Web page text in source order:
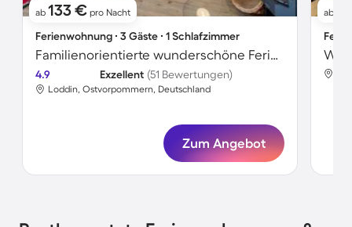
ab 133 € pro Nacht
Ferienwohnung ∙ 3 Gäste ∙ 1 Schlafzimmer
Familienorientierte wunderschöne Ferienwohnung
4.9 Exzellent (51 Bewertungen)
Loddin, Ostvorpommern, Deutschland
Zum Angebot
ab